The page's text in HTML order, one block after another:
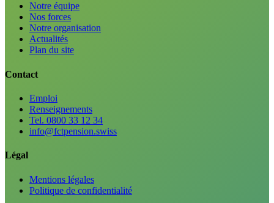
Notre équipe
Nos forces
Notre organisation
Actualités
Plan du site
Contact
Emploi
Renseignements
Tel. 0800 33 12 34
info@fctpension.swiss
Légal
Mentions légales
Politique de confidentialité